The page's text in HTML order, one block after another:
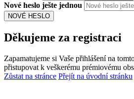
Nové heslo ješte jednou
NOVÉ HESLO
Děkujeme za registraci
Zapamatujeme si Vaše přihlášení na
přistupovat k veškerému prémiovému
Zůstat na stránce Přejít na úvodní stránku